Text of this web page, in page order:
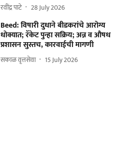
रवींद्र पाटे 28 July 2026
Beed: विषारी दुधाने बीडकरांचे आरोग्य
धोक्यात; रॅकेट पुन्हा सक्रिय; अन्न व औषध
प्रशासन सुस्तच, कारवाईची मागणी
सकाळ वृत्तसेवा 15 July 2026